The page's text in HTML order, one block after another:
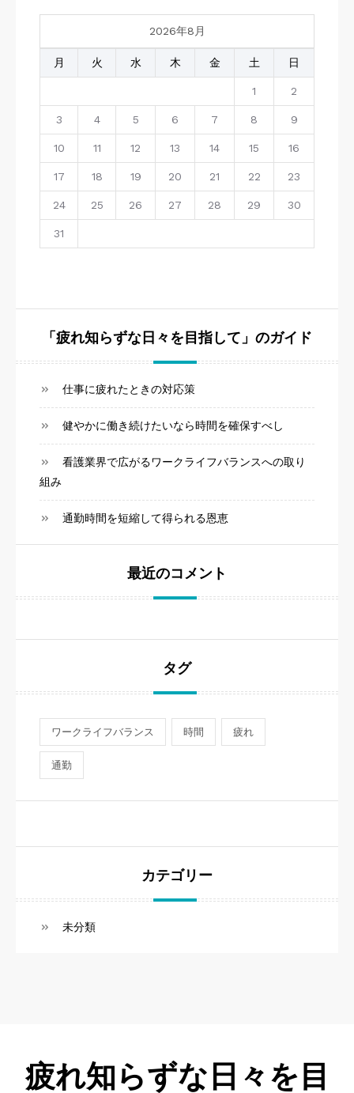
2026年8月
月 火 水 木 金 土 日
1 2
3 4 5 6 7 8 9
10 11 12 13 14 15 16
17 18 19 20 21 22 23
24 25 26 27 28 29 30
31
「疲れ知らずな日々を目指して」のガイド
仕事に疲れたときの対応策
健やかに働き続けたいなら時間を確保すべし
看護業界で広がるワークライフバランスへの取り
組み
通勤時間を短縮して得られる恩恵
最近のコメント
タグ
ワークライフバランス 時間 疲れ
通勤
カテゴリー
未分類
疲れ知らずな日々を目